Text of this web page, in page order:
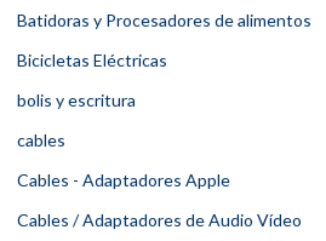
Batidoras y Procesadores de alimentos
Bicicletas Eléctricas
bolis y escritura
cables
Cables - Adaptadores Apple
Cables / Adaptadores de Audio Vídeo